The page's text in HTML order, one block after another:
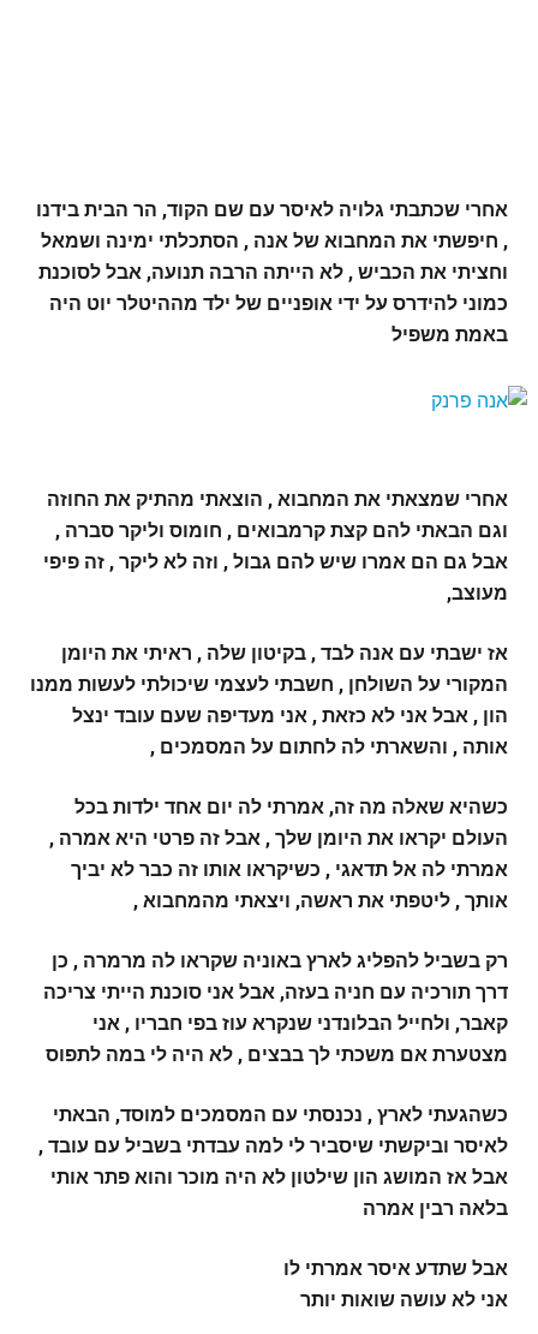
אחרי שכתבתי גלויה לאיסר עם שם הקוד, הר הבית בידנו
, חיפשתי את המחבוא של אנה , הסתכלתי ימינה ושמאל
וחציתי את הכביש , לא הייתה הרבה תנועה, אבל לסוכנת
כמוני להידרס על ידי אופניים של ילד מההיטלר יוט היה
באמת משפיל
אחרי שמצאתי את המחבוא , הוצאתי מהתיק את החוזה
וגם הבאתי להם קצת קרמבואים , חומוס וליקר סברה ,
אבל גם הם אמרו שיש להם גבול , וזה לא ליקר , זה פיפי
מעוצב,
אז ישבתי עם אנה לבד , בקיטון שלה , ראיתי את היומן
המקורי על השולחן , חשבתי לעצמי שיכולתי לעשות ממנו
הון , אבל אני לא כזאת , אני מעדיפה שעם עובד ינצל
אותה , והשארתי לה לחתום על המסמכים ,
כשהיא שאלה מה זה, אמרתי לה יום אחד ילדות בכל
העולם יקראו את היומן שלך , אבל זה פרטי היא אמרה ,
אמרתי לה אל תדאגי , כשיקראו אותו זה כבר לא יביך
אותך , ליטפתי את ראשה, ויצאתי מהמחבוא ,
רק בשביל להפליג לארץ באוניה שקראו לה מרמרה , כן
דרך תורכיה עם חניה בעזה, אבל אני סוכנת הייתי צריכה
קאבר, ולחייל הבלונדני שנקרא עוז בפי חבריו , אני
מצטערת אם משכתי לך בבצים , לא היה לי במה לתפוס
כשהגעתי לארץ , נכנסתי עם המסמכים למוסד, הבאתי
לאיסר וביקשתי שיסביר לי למה עבדתי בשביל עם עובד ,
אבל אז המושג הון שילטון לא היה מוכר והוא פתר אותי
בלאה רבין אמרה
אבל שתדע איסר אמרתי לו
אני לא עושה שואות יותר